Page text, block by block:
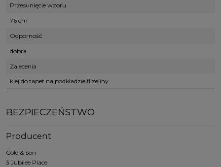
Przesunięcie wzoru
76 cm
Odporność
dobra
Zalecenia
klej do tapet na podkładzie flizeliny
BEZPIECZEŃSTWO
Producent
Cole & Son
3 Jubilee Place